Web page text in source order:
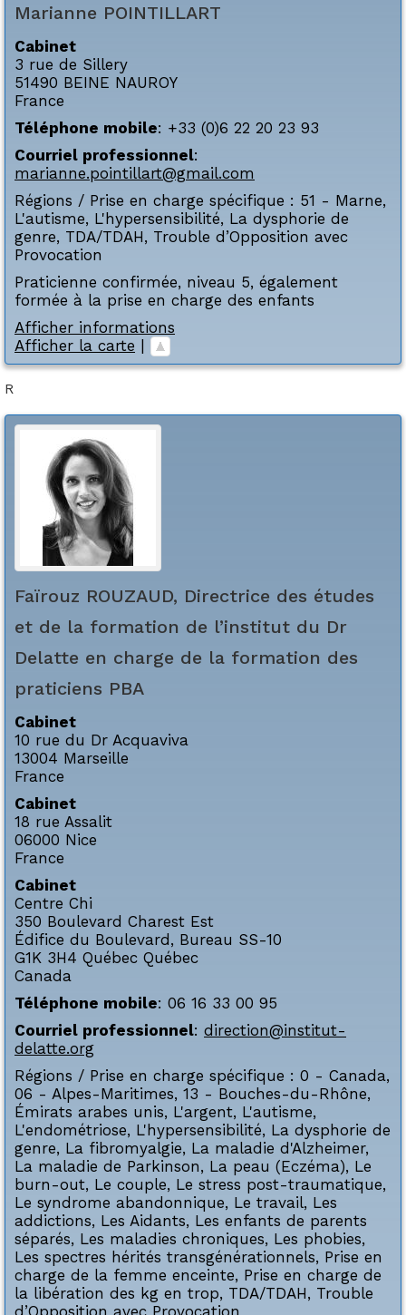
Marianne POINTILLART
Cabinet
3 rue de Sillery
51490 BEINE NAUROY
France
Téléphone mobile: +33 (0)6 22 20 23 93
Courriel professionnel:
marianne.pointillart@gmail.com
Régions / Prise en charge spécifique : 51 - Marne,
L'autisme, L'hypersensibilité, La dysphorie de
genre, TDA/TDAH, Trouble d’Opposition avec
Provocation
Praticienne confirmée, niveau 5, également
formée à la prise en charge des enfants
Afficher informations
Afficher la carte |
R
Faïrouz ROUZAUD, Directrice des études
et de la formation de l’institut du Dr
Delatte en charge de la formation des
praticiens PBA
Cabinet
10 rue du Dr Acquaviva
13004 Marseille
France
Cabinet
18 rue Assalit
06000 Nice
France
Cabinet
Centre Chi
350 Boulevard Charest Est
Édifice du Boulevard, Bureau SS-10
G1K 3H4 Québec Québec
Canada
Téléphone mobile: 06 16 33 00 95
Courriel professionnel: direction@institut-
delatte.org
Régions / Prise en charge spécifique : 0 - Canada,
06 - Alpes-Maritimes, 13 - Bouches-du-Rhône,
Émirats arabes unis, L'argent, L'autisme,
L'endométriose, L'hypersensibilité, La dysphorie de
genre, La fibromyalgie, La maladie d'Alzheimer,
La maladie de Parkinson, La peau (Eczéma), Le
burn-out, Le couple, Le stress post-traumatique,
Le syndrome abandonnique, Le travail, Les
addictions, Les Aidants, Les enfants de parents
séparés, Les maladies chroniques, Les phobies,
Les spectres hérités transgénérationnels, Prise en
charge de la femme enceinte, Prise en charge de
la libération des kg en trop, TDA/TDAH, Trouble